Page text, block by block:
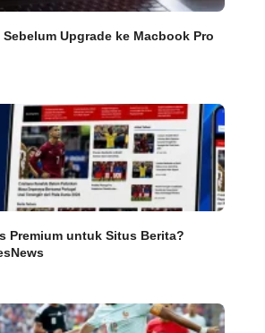
Upgrade ke Macbook Pro
Premium untuk Situs Berita?